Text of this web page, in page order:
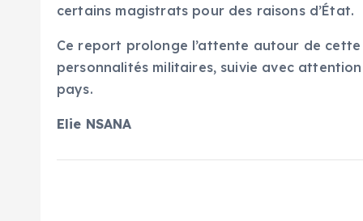
certains magistrats pour des raisons d’État.
Ce report prolonge l’attente autour de
personnalités militaires, suivie avec
pays.
Elie NSANA